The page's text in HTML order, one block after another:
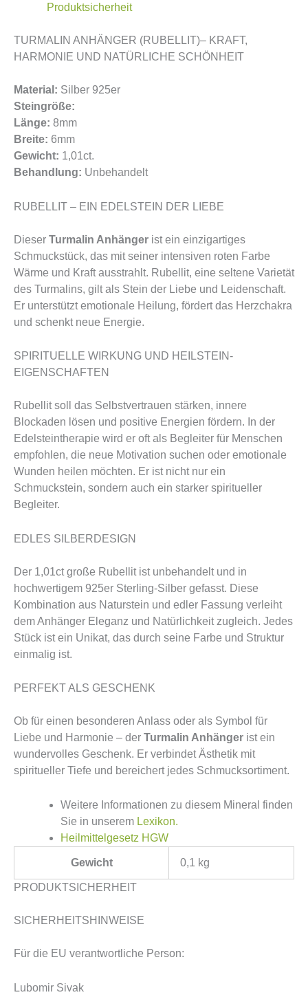
Produktsicherheit
TURMALIN ANHÄNGER (RUBELLIT)– KRAFT,
HARMONIE UND NATÜRLICHE SCHÖNHEIT
Material: Silber 925er
Steingröße:
Länge: 8mm
Breite: 6mm
Gewicht: 1,01ct.
Behandlung: Unbehandelt
RUBELLIT – EIN EDELSTEIN DER LIEBE
Dieser Turmalin Anhänger ist ein einzigartiges
Schmuckstück, das mit seiner intensiven roten Farbe
Wärme und Kraft ausstrahlt. Rubellit, eine seltene Varietät
des Turmalins, gilt als Stein der Liebe und Leidenschaft.
Er unterstützt emotionale Heilung, fördert das Herzchakra
und schenkt neue Energie.
SPIRITUELLE WIRKUNG UND HEILSTEIN-
EIGENSCHAFTEN
Rubellit soll das Selbstvertrauen stärken, innere
Blockaden lösen und positive Energien fördern. In der
Edelsteintherapie wird er oft als Begleiter für Menschen
empfohlen, die neue Motivation suchen oder emotionale
Wunden heilen möchten. Er ist nicht nur ein
Schmuckstein, sondern auch ein starker spiritueller
Begleiter.
EDLES SILBERDESIGN
Der 1,01ct große Rubellit ist unbehandelt und in
hochwertigem 925er Sterling-Silber gefasst. Diese
Kombination aus Naturstein und edler Fassung verleiht
dem Anhänger Eleganz und Natürlichkeit zugleich. Jedes
Stück ist ein Unikat, das durch seine Farbe und Struktur
einmalig ist.
PERFEKT ALS GESCHENK
Ob für einen besonderen Anlass oder als Symbol für
Liebe und Harmonie – der Turmalin Anhänger ist ein
wundervolles Geschenk. Er verbindet Ästhetik mit
spiritueller Tiefe und bereichert jedes Schmucksortiment.
Weitere Informationen zu diesem Mineral finden
Sie in unserem Lexikon.
Heilmittelgesetz HGW
Gewicht 0,1 kg
PRODUKTSICHERHEIT
SICHERHEITSHINWEISE
Für die EU verantwortliche Person:
Lubomir Sivak